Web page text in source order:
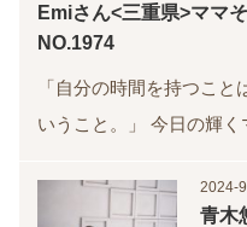
Emiさん<三重県>ママ
NO.1974
「自分の時間を持つこ
いうこと。」 今日の輝
2024-
青木